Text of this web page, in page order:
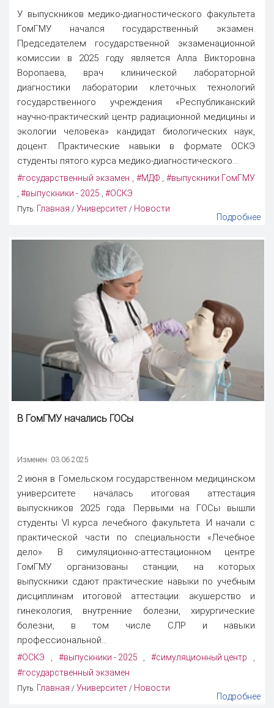
У выпускников медико-диагностического факультета
ГомГМУ начался государственный экзамен.
Председателем государственной экзаменационной
комиссии в 2025 году является Алла Викторовна
Воропаева, врач клинической лабораторной
диагностики лаборатории клеточных технологий
государственного учреждения «Республиканский
научно-практический центр радиационной медицины и
экологии человека» кандидат биологических наук,
доцент. Практические навыки в формате ОСКЭ
студенты пятого курса медико-диагностического...
#государственный экзамен , #МДФ , #выпускники ГомГМУ
, #выпускники - 2025 , #ОСКЭ
Путь: Главная / Университет / Новости
Подробнее
В ГомГМУ начались ГОСы
Изменен: 03.06.2025
2 июня в Гомельском государственном медицинском
университете началась итоговая аттестация
выпускников 2025 года. Первыми на ГОСы вышли
студенты VI курса лечебного факультета. И начали с
практической части по специальности «Лечебное
дело». В симуляционно-аттестационном центре
ГомГМУ организованы станции, на которых
выпускники сдают практические навыки по учебным
дисциплинам итоговой аттестации: акушерство и
гинекология, внутренние болезни, хирургические
болезни, в том числе СЛР и навыки
профессиональной...
#ОСКЭ , #выпускники - 2025 ,#симуляционный центр ,
#государственный экзамен
Путь: Главная / Университет / Новости
Подробнее